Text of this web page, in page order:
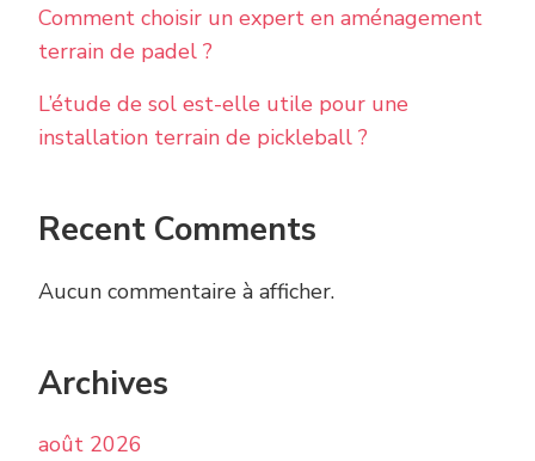
Comment choisir un expert en aménagement
terrain de padel ?
L’étude de sol est-elle utile pour une
installation terrain de pickleball ?
Recent Comments
Aucun commentaire à afficher.
Archives
août 2026